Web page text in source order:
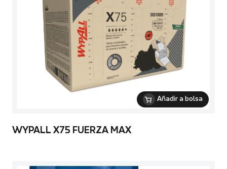
Añadir a bolsa
WYPALL X75 FUERZA MAX